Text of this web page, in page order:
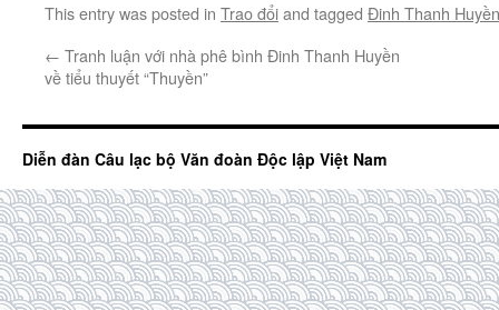
This entry was posted in Trao đổiand tagged Đinh Thanh Huyền
← Tranh luận với nhà phê bình Đinh Thanh Huyền
về tiểu thuyết “Thuyền”
Diễn đàn Câu lạc bộ Văn đoàn Độc lập Việt Nam